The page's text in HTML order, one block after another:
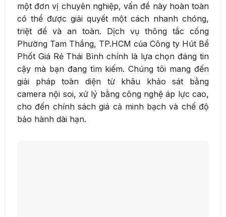
một đơn vị chuyên nghiệp, vấn đề này hoàn toàn
có thể được giải quyết một cách nhanh chóng,
triệt để và an toàn. Dịch vụ thông tắc cống
Phường Tam Thắng, TP.HCM của Công ty Hút Bể
Phốt Giá Rẻ Thái Bình chính là lựa chọn đáng tin
cậy mà bạn đang tìm kiếm. Chúng tôi mang đến
giải pháp toàn diện từ khâu khảo sát bằng
camera nội soi, xử lý bằng công nghệ áp lực cao,
cho đến chính sách giá cả minh bạch và chế độ
bảo hành dài hạn.